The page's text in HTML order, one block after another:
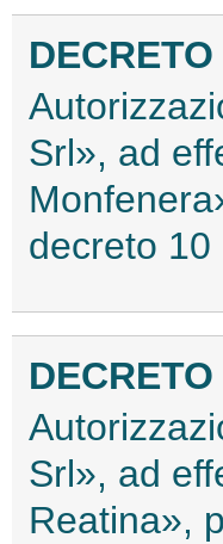
Srl», ad
decreto 10
Srl», ad
Reatina»,